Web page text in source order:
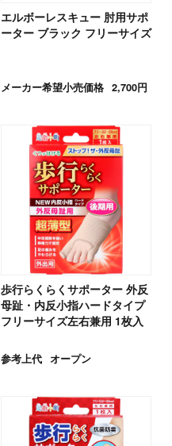
エルボーレスキュー 肘用サポ
ーター ブラック フリーサイズ
メーカー希望小売価格 2,700円
歩行らくらくサポーター 外反
母趾・内反小指ハードタイプ
フリーサイズ左右兼用 1枚入
参考上代 オープン